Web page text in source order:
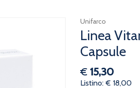
Unifarco
Linea
Capsule
€ 15,30
Listino: € 18,00